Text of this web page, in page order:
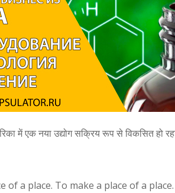
में एक नया उद्योग सक्रिय रूप से विकसित हो
of a place. To make a place of a